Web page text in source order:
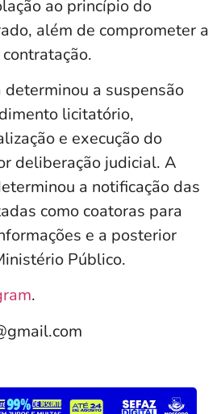
ao princípio do
além de comprometer a
determinou a suspensão
licitatório,
e execução do
deliberação judicial. A
a notificação das
como coatoras para
e a posterior
Público.
.